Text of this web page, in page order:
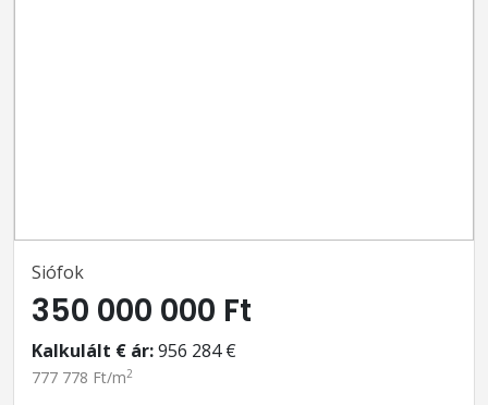
Siófok
350 000 000 Ft
Kalkulált € ár:956 284 €
777 778 Ft/m2